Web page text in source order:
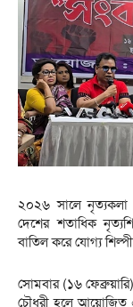
২০২৬ সালে নৃত্যকলা
দেশের শতাধিক
বাতিল করে যোগ্য
সোমবার (১৬
চৌধুরী হলে আয়োজিত